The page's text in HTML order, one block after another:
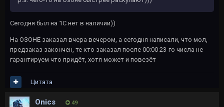
Сегодня был на 1С нет в наличии))
На ОЗОНЕ заказал вчера вечером, а сегодня написали, что мол,
предзаказ закончен, те кто заказал после 00:00 23-го числа не
гарантируем что придёт, хотя может и повезёт
Цитата
Onics 49